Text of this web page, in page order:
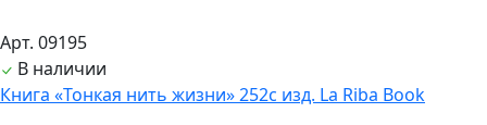
Арт. 09195
В наличии
Книга «Тонкая нить жизни» 252с изд. La Riba Book